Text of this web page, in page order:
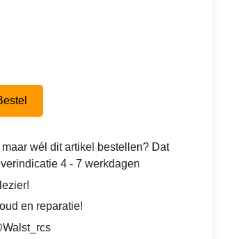
wél dit artikel bestellen? Dat
4 - 7 werkdagen
en reparatie!